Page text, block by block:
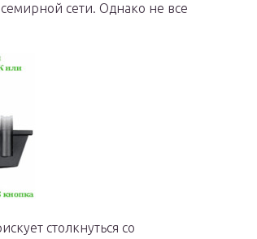
сети. Однако не все
столкнуться со